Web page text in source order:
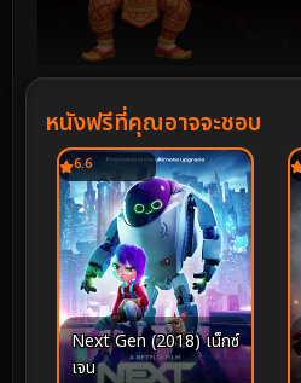
หนังฟรีที่คุณอาจจะชอบ
6.6
Next Gen (2018) เน็กซ์
เจน